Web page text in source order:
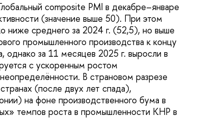
composite PMI в декабре–январе
(значение выше 50). При этом
ниже среднего за 2024 г. (52,5), но выше
промышленного производства к концу
однако за 11 месяцев 2025 г. выросли в
с ускоренным ростом
В страновом разрезе
(после двух лет спада),
на фоне производственного бума в
темпов роста в промышленности КНР в